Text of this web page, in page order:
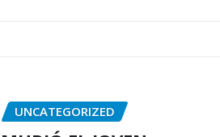
UNCATEGORIZED